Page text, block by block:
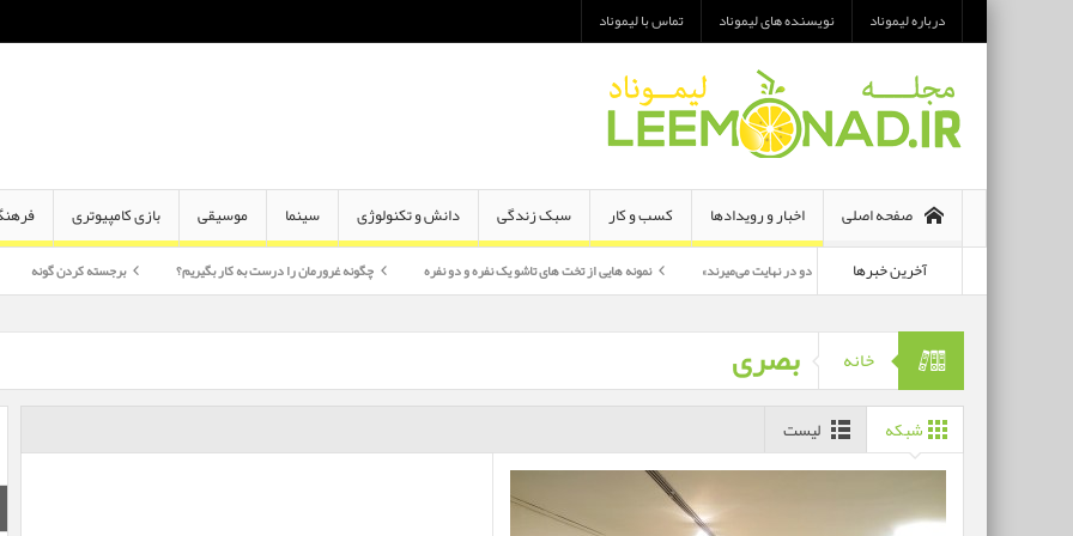
درباره لیموناد نویسنده های لیموناد تماس با لیموناد
صفحه اصلی اخبار و رویدادها کسب و کار سبک زندگی دانش و تکنولوژی سینما موسیقی بازی کامپیوتری
آخرین خبرها
معرفی رمان «هر دو در نهایت می‌میرند» نمونه هایی از تخت های تاشو یک نفره و دو نفره چگونه غرورمان را درست به کار بگیریم؟ برجسته کردن گونه اختلاف سن
خانه بصری
شبکه لیست